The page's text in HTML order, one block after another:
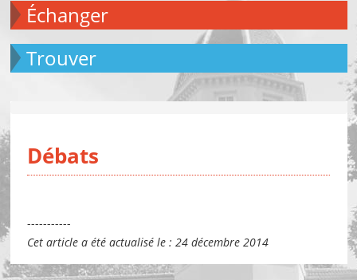
échanger
Trouver
Débats
-----------
Cet article a été actualisé le : 24 décembre 2014